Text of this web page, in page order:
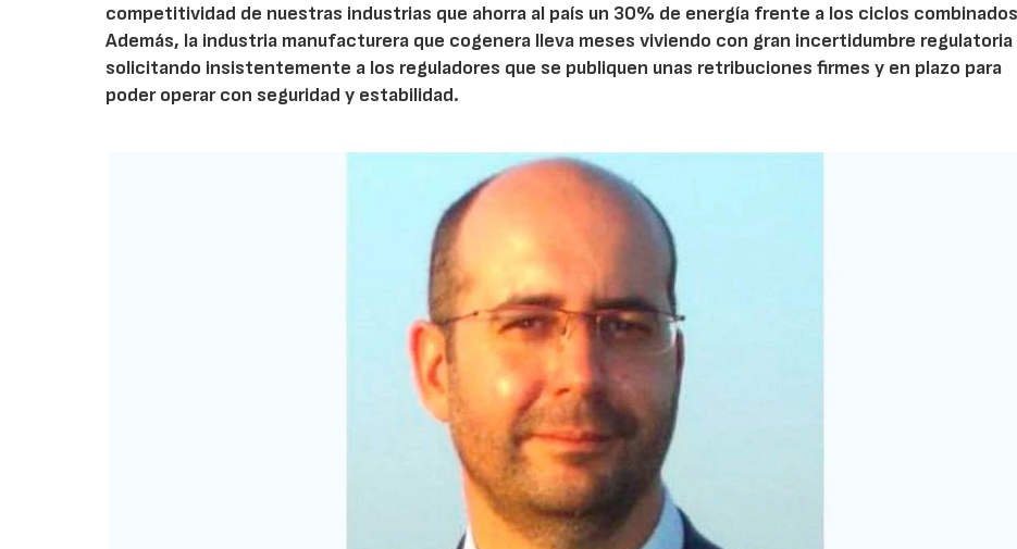
competitividad de nuestras industrias que ahorra al país un 30% de energía frente a los ciclos
Además, la industria manufacturera que cogenera lleva meses viviendo con gran incertidumbre regulatoria
solicitando insistentemente a los reguladores que se publiquen unas retribuciones firmes y en plazo para
poder operar con seguridad y estabilidad.